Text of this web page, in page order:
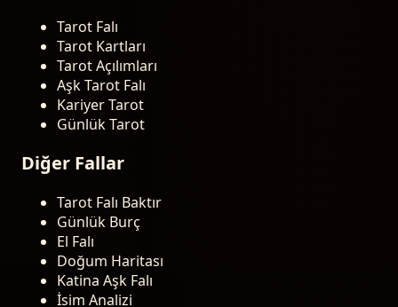
Tarot Falı
Tarot Kartları
Tarot Açılımları
Aşk Tarot Falı
Kariyer Tarot
Günlük Tarot
Diğer Fallar
Tarot Falı Baktır
Günlük Burç
El Falı
Doğum Haritası
Katina Aşk Falı
İsim Analizi